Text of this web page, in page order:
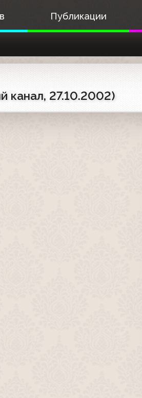
Публикации
канал, 27.10.2002)